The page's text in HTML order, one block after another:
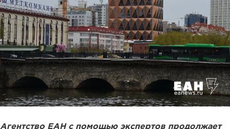
Агентство ЕАН с помощью экспертов продолжает